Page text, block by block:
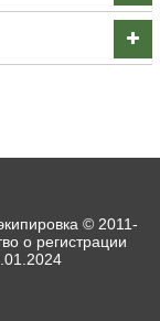
© 2011-
о регистрации